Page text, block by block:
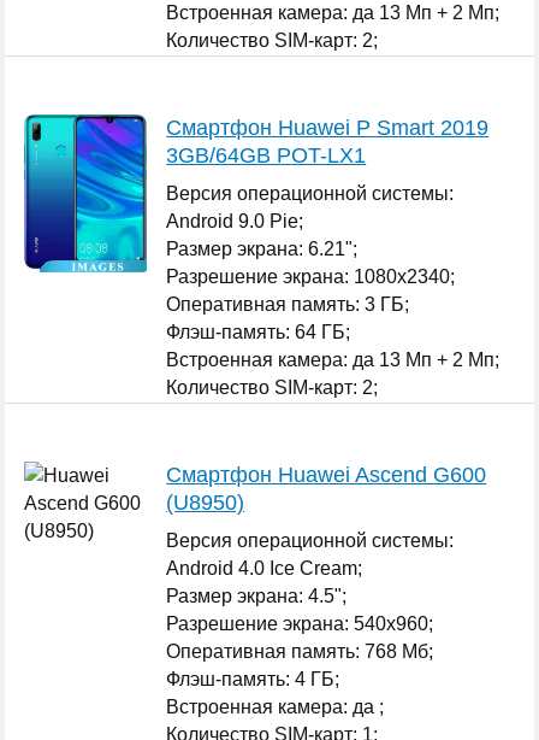
Встроенная камера: да 13 Мп + 2 Мп;
Количество SIM-карт: 2;
Смартфон Huawei P Smart 2019
3GB/64GB POT-LX1
Версия операционной системы:
Android 9.0 Pie;
Размер экрана: 6.21";
Разрешение экрана: 1080x2340;
Оперативная память: 3 ГБ;
Флэш-память: 64 ГБ;
Встроенная камера: да 13 Мп + 2 Мп;
Количество SIM-карт: 2;
Смартфон Huawei Ascend G600
(U8950)
Версия операционной системы:
Android 4.0 Ice Cream;
Размер экрана: 4.5";
Разрешение экрана: 540x960;
Оперативная память: 768 Мб;
Флэш-память: 4 ГБ;
Встроенная камера: да ;
Количество SIM-карт: 1;